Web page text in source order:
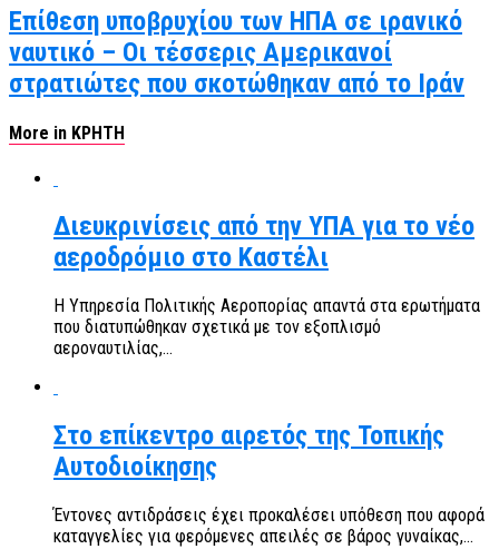
Επίθεση υποβρυχίου των ΗΠΑ σε ιρανικό
ναυτικό – Οι τέσσερις Αμερικανοί
στρατιώτες που σκοτώθηκαν από το Ιράν
More in ΚΡΗΤΗ
Διευκρινίσεις από την ΥΠΑ για το νέο
αεροδρόμιο στο Καστέλι
Η Υπηρεσία Πολιτικής Αεροπορίας απαντά στα ερωτήματα
που διατυπώθηκαν σχετικά με τον εξοπλισμό
αεροναυτιλίας,...
Στο επίκεντρο αιρετός της Τοπικής
Αυτοδιοίκησης
Έντονες αντιδράσεις έχει προκαλέσει υπόθεση που αφορά
καταγγελίες για φερόμενες απειλές σε βάρος γυναίκας,...